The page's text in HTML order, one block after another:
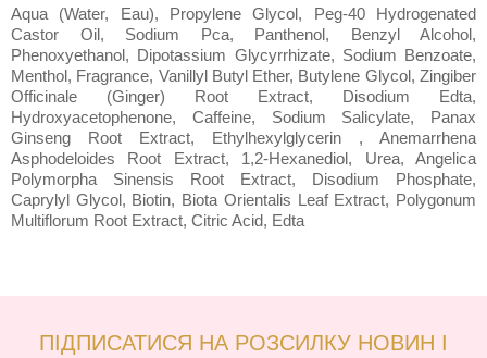
Aqua (Water, Eau), Propylene Glycol, Peg-40 Hydrogenated
Castor Oil, Sodium Pca, Panthenol, Benzyl Alcohol,
Phenoxyethanol, Dipotassium Glycyrrhizate, Sodium Benzoate,
Menthol, Fragrance, Vanillyl Butyl Ether, Butylene Glycol, Zingiber
Officinale (Ginger) Root Extract, Disodium Edta,
Hydroxyacetophenone, Caffeine, Sodium Salicylate, Panax
Ginseng Root Extract, Ethylhexylglycerin , Anemarrhena
Asphodeloides Root Extract, 1,2-Hexanediol, Urea, Angelica
Polymorpha Sinensis Root Extract, Disodium Phosphate,
Caprylyl Glycol, Biotin, Biota Orientalis Leaf Extract, Polygonum
Multiflorum Root Extract, Citric Acid, Edta
ПІДПИСАТИСЯ НА РОЗСИЛКУ НОВИН І